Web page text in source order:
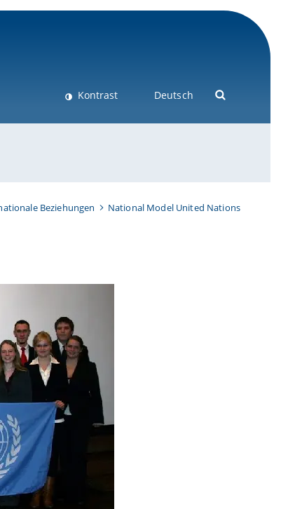
Kontrast Deutsch
Beziehungen
National Model United Nations